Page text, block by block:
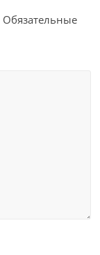
Обязательные